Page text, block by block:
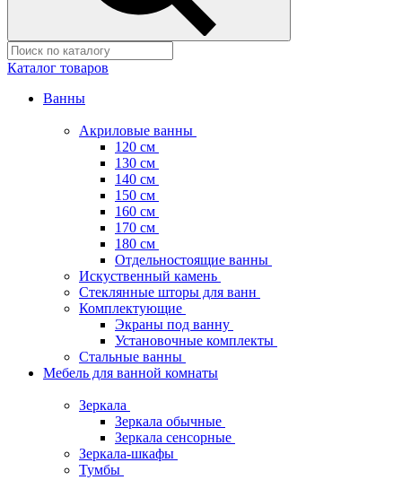
Каталог товаров
Ванны
Акриловые ванны
120 см
130 см
140 см
150 см
160 см
170 см
180 см
Отдельностоящие ванны
Искуственный камень
Стеклянные шторы для ванн
Комплектующие
Экраны под ванну
Установочные комплекты
Стальные ванны
Мебель для ванной комнаты
Зеркала
Зеркала обычные
Зеркала сенсорные
Зеркала-шкафы
Тумбы